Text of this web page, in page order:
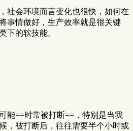
社会环境而言变化也很快，如何在
事情做好，生产效率就是很关键
下的软技能。
能==时常被打断==，特别是当我
，被打断后，往往需要半个小时或